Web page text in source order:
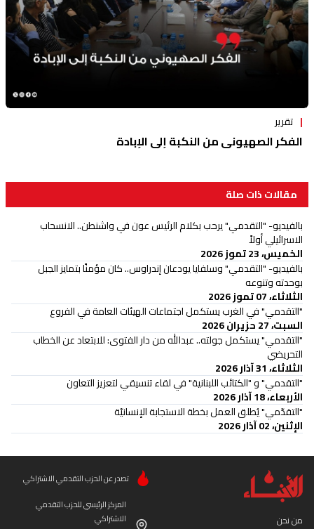
تقرير
الفكر الصهيوني من النكبة إلى الإبادة
مقالات ذات صلة
بالفيديو- "التقدمي" يرحب بكلام الرئيس عون في واشنطن.. الانسحاب
الاسرائيلي أولاً
الخميس، 23 تموز 2026
بالفيديو- "التقدمي" وسلفايا يودعان إندراوس.. كان مؤمنًا بتمايز الجبل
بوحدته وتنوعه
الثلاثاء، 07 تموز 2026
"التقدمي" في الغرب يستكمل اجتماعات الهيئات العامة في الفروع
السبت، 27 حزيران 2026
"التقدمي" يستكمل جولته.. عبدالله من دار الفتوى: للابتعاد عن الخطاب
التحريضي
الثلاثاء، 31 آذار 2026
"التقدمي" و "الكتائب اللبنانية" في لقاء تنسيقي لتعزيز التعاون
الأربعاء، 18 آذار 2026
"التقدّمي" يُطلق العمل بخطة الاستجابة الإنسانيّة
الإثنين، 02 آذار 2026
من نحن
تصدر عن الحزب التقدمي الاشتراكي
المركز الرئيسي للحزب التقدمي
الاشتراكي